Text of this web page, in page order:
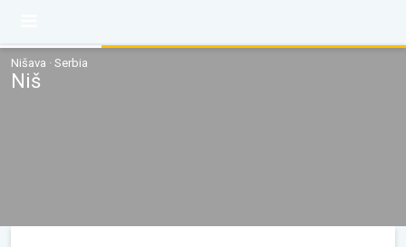
Nišava · Serbia
Niš